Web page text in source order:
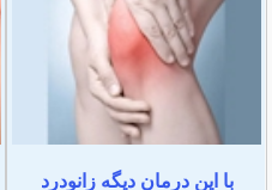
با این درمان دیگه زانودرد